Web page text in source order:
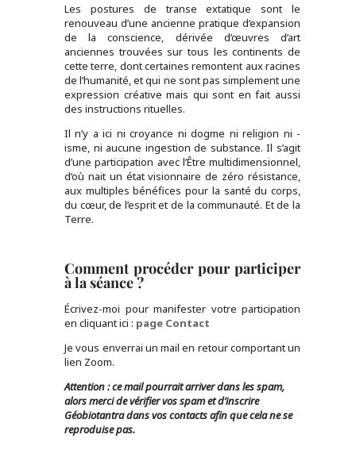
Les postures de transe extatique sont le
renouveau d’une ancienne pratique d’expansion
de la conscience, dérivée d’œuvres d’art
anciennes trouvées sur tous les continents de
cette terre, dont certaines remontent aux racines
de l’humanité, et qui ne sont pas simplement une
expression créative mais qui sont en fait aussi
des instructions rituelles.
Il n’y a ici ni croyance ni dogme ni religion ni -
isme, ni aucune ingestion de substance. Il s’agit
d’une participation avec l’Être multidimensionnel,
d’où nait un état visionnaire de zéro résistance,
aux multiples bénéfices pour la santé du corps,
du cœur, de l’esprit et de la communauté. Et de la
Terre.
Comment procéder pour participer
à la séance ?
Écrivez-moi pour manifester votre participation
en cliquant ici : page Contact
Je vous enverrai un mail en retour comportant un
lien Zoom.
Attention : ce mail pourrait arriver dans les spam,
alors merci de vérifier vos spam et d’inscrire
Géobiotantra dans vos contacts afin que cela ne se
reproduise pas.